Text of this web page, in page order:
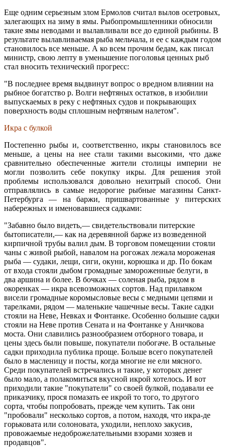
Еще одним серьезным злом Ермолов считал вылов осетровых,
залегающих на зиму в ямы. Рыбопромышленники обносили
такие ямы неводами и вылавливали все до единой рыбины. В
результате вылавливаемая рыба мельчала, и ее с каждым годом
становилось все меньше. А ко всем прочим бедам, как писал
министр, свою лепту в уменьшение поголовья ценных рыб
стал вносить технический прогресс:
"В последнее время выдвинут вопрос о вредном влиянии на
рыбное богатство р. Волги нефтяных остатков, в изобилии
выпускаемых в реку с нефтяных судов и покрывающих
поверхность воды сплошным нефтяным налетом".
Икра с булкой
Постепенно рыбы и, соответственно, икры становилось все
меньше, а цены на нее стали такими высокими, что даже
сравнительно обеспеченные жители столицы империи не
могли позволить себе покупку икры. Для решения этой
проблемы использовался довольно нехитрый способ. Они
отправлялись в самые недорогие рыбные магазины Санкт-
Петербурга — на баржи, пришвартованные у питерских
набережных и именовавшиеся садками:
"Забавно было видеть,— свидетельствовали питерские
бытописатели,— как на деревянной барже из возведенной
кирпичной трубы валил дым. В торговом помещении стояли
чаны с живой рыбой, навалом на рогожах лежала мороженая
рыба — судаки, лещи, сиги, окуни, корюшка и др. По бокам
от входа стояли дыбом громадные замороженные белуги, в
два аршина и более. В бочках — соленая рыба, рядом в
окоренках — икра всевозможных сортов. Над прилавком
висели громадные коромысловые весы с медными цепями и
тарелками, рядом — маленькие чашечные весы. Такие садки
стояли на Неве, Невках и Фонтанке. Особенно большие садки
стояли на Неве против Сената и на Фонтанке у Аничкова
моста. Они славились разнообразием отборного товара, и
цены здесь были повыше, покупатели побогаче. В остальные
садки приходила публика проще. Больше всего покупателей
было в масленицу и посты, когда многие не ели мясного.
Среди покупателей встречались и такие, у которых денег
было мало, а полакомиться вкусной икрой хотелось. И вот
приходили такие "покупатели" со своей булкой, подавали ее
приказчику, прося помазать ее икрой то того, то другого
сорта, чтобы попробовать, прежде чем купить. Так они
"пробовали" несколько сортов, а потом, находя, что икра-де
горьковата или солоновата, уходили, неплохо закусив,
провожаемые недоброжелательными взорами хозяев и
продавцов".